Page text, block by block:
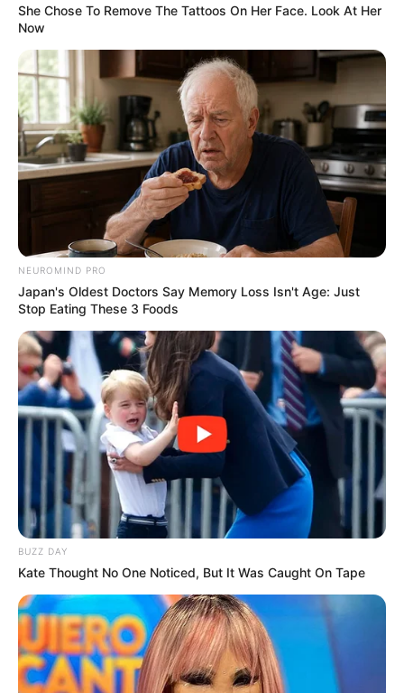
She Chose To Remove The Tattoos On Her Face. Look At Her
Now
NEUROMIND PRO
Japan's Oldest Doctors Say Memory Loss Isn't Age: Just
Stop Eating These 3 Foods
BUZZ DAY
Kate Thought No One Noticed, But It Was Caught On Tape